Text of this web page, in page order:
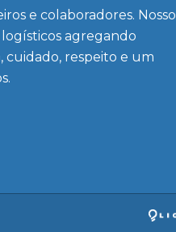
e colaboradores. Nosso
agregando
cuidado, respeito e um